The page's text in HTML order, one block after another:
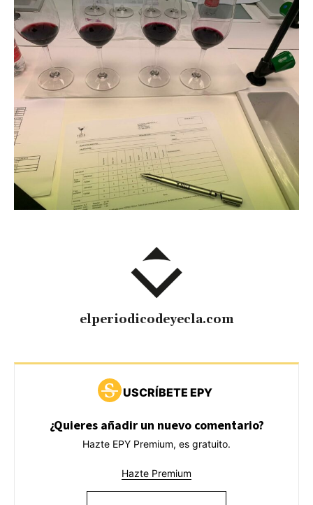
elperiodicodeyecla.com
USCRÍBETE EPY
¿Quieres añadir un nuevo comentario?
Hazte EPY Premium, es gratuito.
Hazte Premium